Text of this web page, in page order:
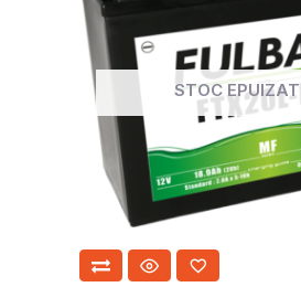
STOC EPUIZAT